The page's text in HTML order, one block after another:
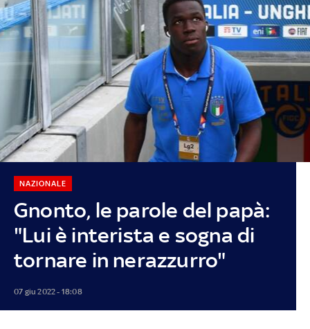
Gnonto, le parole del papà:
"Lui è interista e sogna di
tornare in nerazzurro"
NAZIONALE
07 giu 2022 - 18:08